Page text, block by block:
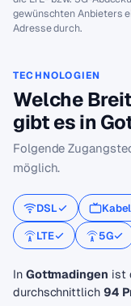
gewünschten Anbieters
Adresse durch.
TECHNOLOGIEN
Welche
gibt es in
Folgende
möglich.
DSL
LTE
5G
In Gottmadingen ist
durchschnittlich 94